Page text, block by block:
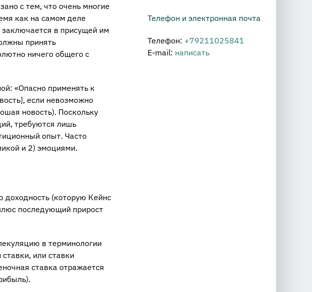
с тем, что очень многие
как на самом деле
в присущей им
принять
ничего общего с
«Опасно применять к
если невозможно
новость). Поскольку
требуются лишь
опыт. Часто
и 2) эмоциями.
(которую Кейнс
последующий прирост
в терминологии
или ставки
ставка отражается
Телефон и электронная почта
Телефон: +79211025841
E-mail: написать